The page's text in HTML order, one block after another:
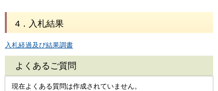
4．入札結果
入札経過及び結果調書
よくあるご質問
現在よくある質問は作成されていません。